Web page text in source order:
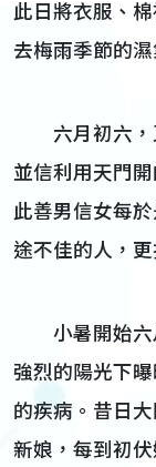
此日將衣服、
去梅雨季節的
六月初六，
並信利用天門
此善男信女每
途不佳的人，
小暑開始六
強烈的陽光下
的疾病。昔日
新娘，每到初